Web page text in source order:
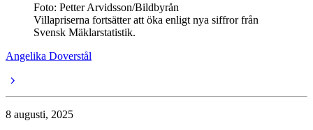
Foto: Petter Arvidsson/Bildbyrån
Villapriserna fortsätter att öka enligt nya siffror från
Svensk Mäklarstatistik.
Angelika Doverstål
8 augusti, 2025